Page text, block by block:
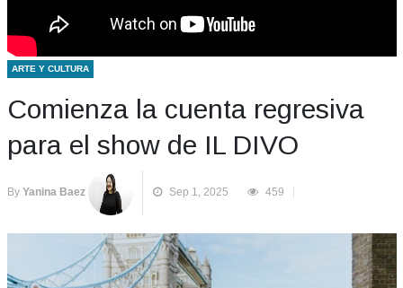
ARTE Y CULTURA
Comienza la cuenta regresiva
para el show de IL DIVO
By Yanina Baez Sep 1, 2025 459